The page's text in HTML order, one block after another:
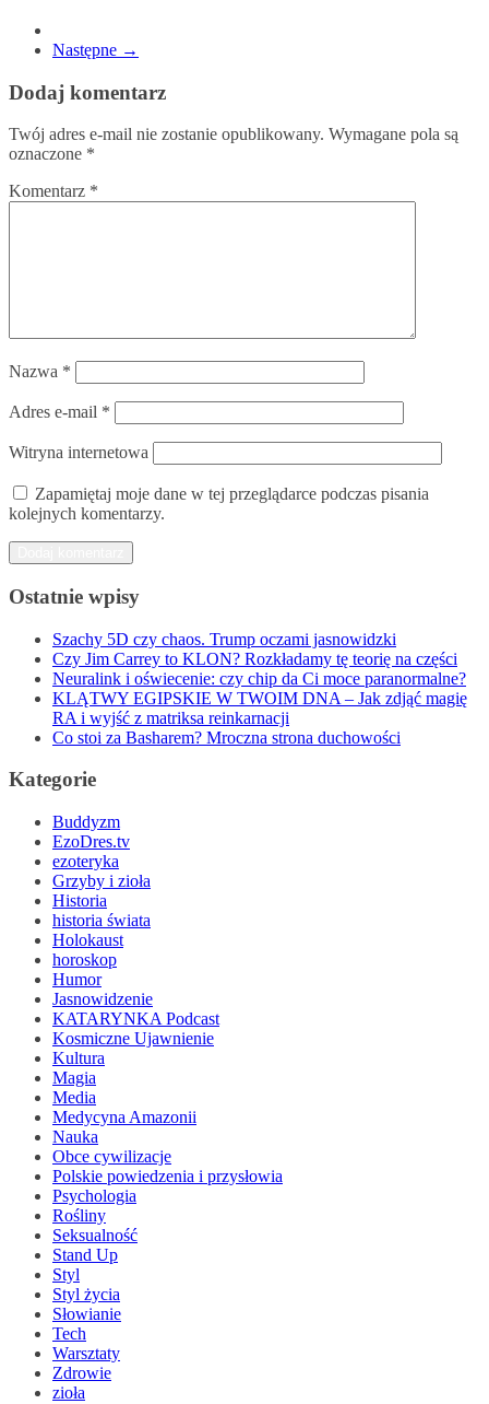
Następne →
Dodaj komentarz
Twój adres e-mail nie zostanie opublikowany. Wymagane pola są
oznaczone *
Komentarz *
Nazwa *
Adres e-mail *
Witryna internetowa
Zapamiętaj moje dane w tej przeglądarce podczas pisania
kolejnych komentarzy.
Ostatnie wpisy
Szachy 5D czy chaos. Trump oczami jasnowidzki
Czy Jim Carrey to KLON? Rozkładamy tę teorię na części
Neuralink i oświecenie: czy chip da Ci moce paranormalne?
KLĄTWY EGIPSKIE W TWOIM DNA – Jak zdjąć magię
RA i wyjść z matriksa reinkarnacji
Co stoi za Basharem? Mroczna strona duchowości
Kategorie
Buddyzm
EzoDres.tv
ezoteryka
Grzyby i zioła
Historia
historia świata
Holokaust
horoskop
Humor
Jasnowidzenie
KATARYNKA Podcast
Kosmiczne Ujawnienie
Kultura
Magia
Media
Medycyna Amazonii
Nauka
Obce cywilizacje
Polskie powiedzenia i przysłowia
Psychologia
Rośliny
Seksualność
Stand Up
Styl
Styl życia
Słowianie
Tech
Warsztaty
Zdrowie
zioła